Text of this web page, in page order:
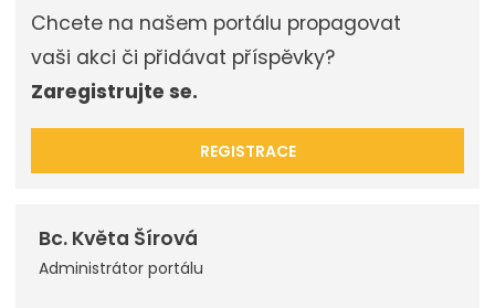
Chcete na našem portálu propagovat
vaši akci či přidávat příspěvky?
Zaregistrujte se.
REGISTRACE
Bc. Květa Šírová
Administrátor portálu